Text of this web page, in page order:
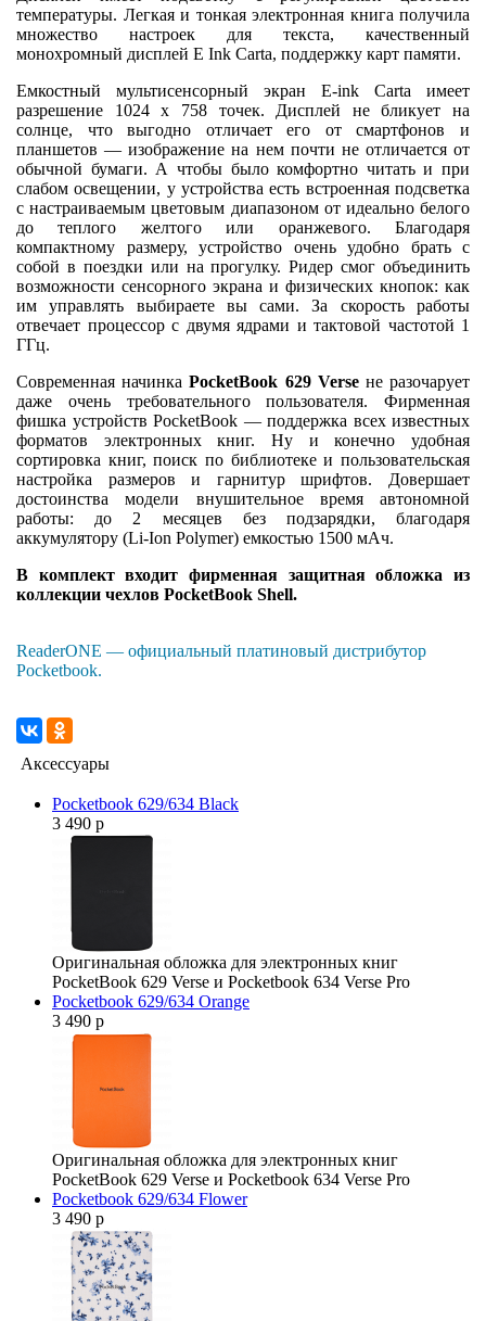
температуры. Легкая и тонкая электронная книга получила
множество настроек для текста, качественный
монохромный дисплей E Ink Carta, поддержку карт памяти.
Емкостный мультисенсорный экран E-ink Carta имеет
разрешение 1024 х 758 точек. Дисплей не бликует на
солнце, что выгодно отличает его от смартфонов и
планшетов — изображение на нем почти не отличается от
обычной бумаги. А чтобы было комфортно читать и при
слабом освещении, у устройства есть встроенная подсветка
с настраиваемым цветовым диапазоном от идеально белого
до теплого желтого или оранжевого. Благодаря
компактному размеру, устройство очень удобно брать с
собой в поездки или на прогулку. Ридер смог объединить
возможности сенсорного экрана и физических кнопок: как
им управлять выбираете вы сами. За скорость работы
отвечает процессор с двумя ядрами и тактовой частотой 1
ГГц.
Современная начинкаPocketBook 629 Verse не разочарует
даже очень требовательного пользователя. Фирменная
фишка устройств PocketBook — поддержка всех известных
форматов электронных книг. Ну и конечно удобная
сортировка книг, поиск по библиотеке и пользовательская
настройка размеров и гарнитур шрифтов. Довершает
достоинства модели внушительное время автономной
работы: до 2 месяцев без подзарядки, благодаря
аккумулятору (Li-Ion Polymer) емкостью 1500 мАч.
В комплект входит фирменная защитная обложка из
коллекции чехлов PocketBook Shell.
ReaderONE — официальный платиновый дистрибутор
Pocketbook.
Аксессуары
Pocketbook 629/634 Black
3 490 р
Оригинальная обложка для электронных книг
PocketBook 629 Verse и Pocketbook 634 Verse Pro
Pocketbook 629/634 Orange
3 490 р
Оригинальная обложка для электронных книг
PocketBook 629 Verse и Pocketbook 634 Verse Pro
Pocketbook 629/634 Flower
3 490 р